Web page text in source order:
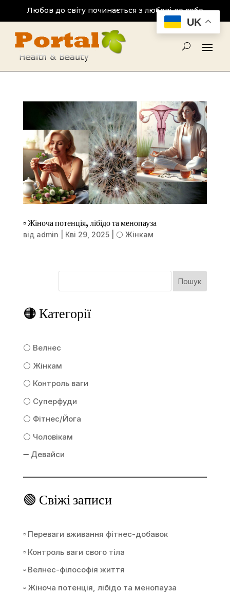
Любов до світу починається з любові до себе
▫ Жіноча потенція, лібідо та менопауза
від admin Кві 29, 2025| ⚪ Жінкам
Пошук
🟠 Категорії
⚪ Велнес
⚪ Жінкам
⚪ Контроль ваги
⚪ Суперфуди
⚪ Фітнес/Йога
⚪ Чоловікам
➖ Девайси
🟢 Свіжі записи
▫ Переваги вживання фітнес-добавок
▫ Контроль ваги свого тіла
▫ Велнес-філософія життя
▫ Жіноча потенція, лібідо та менопауза
UK